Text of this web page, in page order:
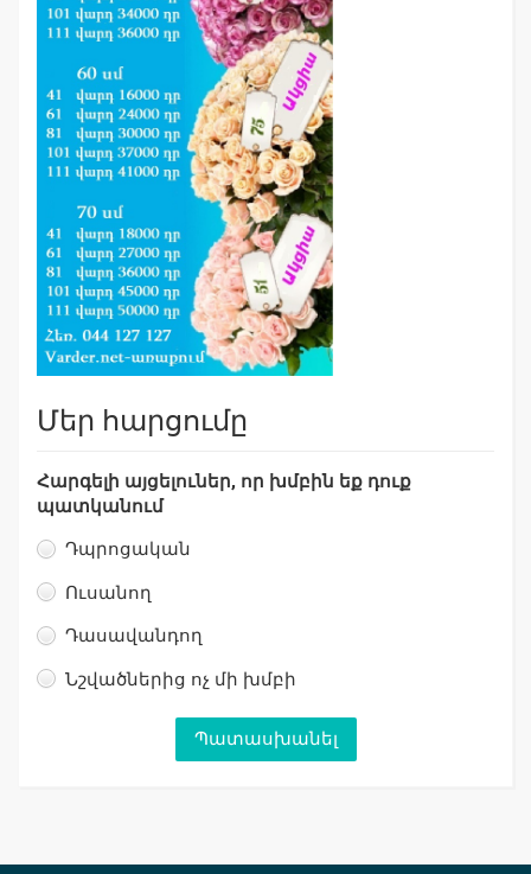
Մեր հարցումը
Հարգելի այցելուներ, որ խմբին եք դուք
պատկանում
Դպրոցական
Ուսանող
Դասավանդող
Նշվածներից ոչ մի խմբի